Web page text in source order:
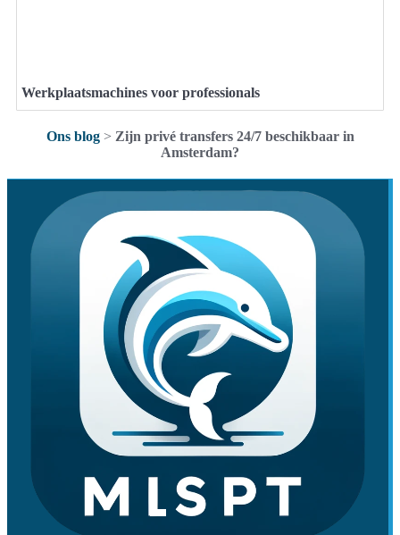
Werkplaatsmachines voor professionals
Ons blog> Zijn privé transfers 24/7 beschikbaar in
Amsterdam?